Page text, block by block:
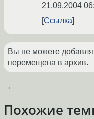
21.09.2004
Ссылка
Вы не можете
перемещена в архив.
←
Похожие